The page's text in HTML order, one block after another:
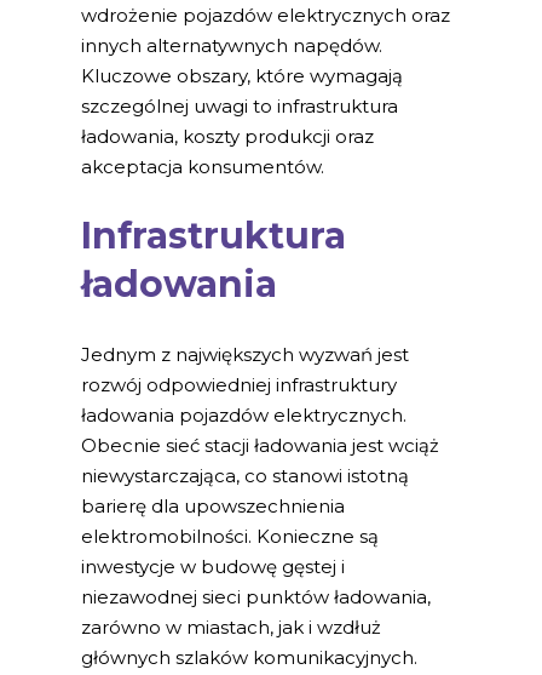
wdrożenie pojazdów elektrycznych oraz
innych alternatywnych napędów.
Kluczowe obszary, które wymagają
szczególnej uwagi to infrastruktura
ładowania, koszty produkcji oraz
akceptacja konsumentów.
Infrastruktura
ładowania
Jednym z największych wyzwań jest
rozwój odpowiedniej infrastruktury
ładowania pojazdów elektrycznych.
Obecnie sieć stacji ładowania jest wciąż
niewystarczająca, co stanowi istotną
barierę dla upowszechnienia
elektromobilności. Konieczne są
inwestycje w budowę gęstej i
niezawodnej sieci punktów ładowania,
zarówno w miastach, jak i wzdłuż
głównych szlaków komunikacyjnych.